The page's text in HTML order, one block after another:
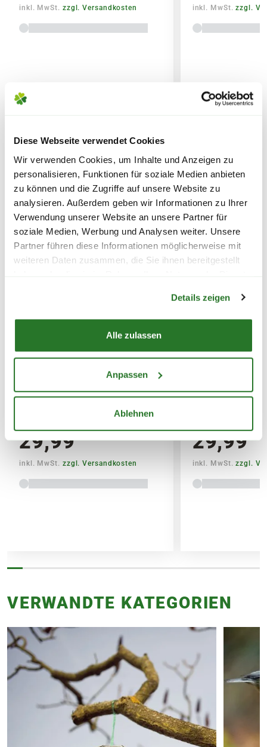
Diese Webseite verwendet Cookies
Wir verwenden Cookies, um Inhalte und Anzeigen zu
personalisieren, Funktionen für soziale Medien anbieten
zu können und die Zugriffe auf unsere Website zu
analysieren. Außerdem geben wir Informationen zu Ihrer
Verwendung unserer Website an unsere Partner für
soziale Medien, Werbung und Analysen weiter. Unsere
Partner führen diese Informationen möglicherweise mit
weiteren Daten zusammen, die Sie ihnen bereitgestellt
Details zeigen
Alle zulassen
Anpassen
Ablehnen
KÖNNEN ENTSTEHEN
PAKETVERSAND
6,95€für Standardpakete (z.B.Dünger oder
Zubehör)
7,95€für größere Pakete (z.B. Pflanzen oder
Erde)
SPERRGUTVERSAND
SPEDITIONSVERSAND
inkl. MwSt. zzgl. Versandkosten inkl. MwSt.zzgl.
WEITERE PRODUKTE
DOBAR Deko Vogelhaus
'Welcome', mit Ständer
18x18x123 cm, bunt
29,99
inkl. MwSt. zzgl. Versandkosten
cm, rot-braun
29,99
inkl. MwSt.zzgl.
VERWANDTE KATEGORIEN